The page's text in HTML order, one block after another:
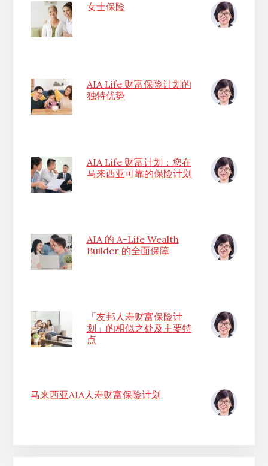
女士保险
AIA Life 财富保险计划的
独特优势
AIA Life 财富计划：您在
马来西亚可靠的保险计划
AIA 的 A-Life Wealth
Builder 的全面保障
「友邦人寿财富保险计
划」的相似之处及主要特
点
马来西亚AIA人寿财富保险计划